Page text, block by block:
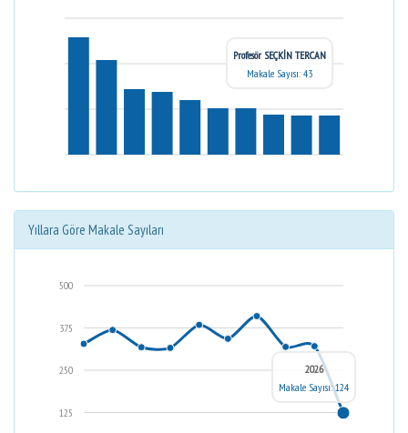
Profesör SEÇKİN TERCAN
Makale Sayısı: 43
Yıllara Göre Makale Sayıları
125
250
375
500
2026
Makale Sayısı: 124